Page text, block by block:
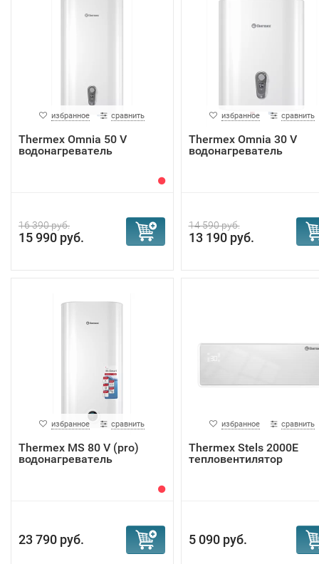
избранное сравнить
Thermex Omnia 50 V
водонагреватель
16 390 руб.
15 990 руб.
избранное сравнить
Thermex Omnia 30 V
водонагреватель
14 590 руб.
13 190 руб.
избранное сравнить
Thermex MS 80 V (pro)
водонагреватель
23 790 руб.
избранное сравнить
Тhermex Stels 2000E
тепловентилятор
5 090 руб.